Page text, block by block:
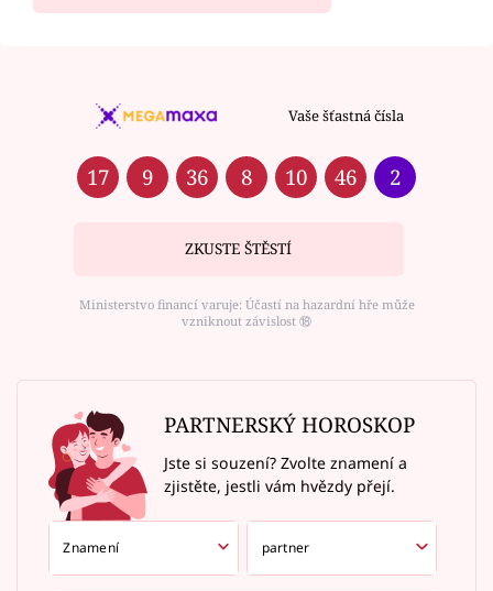
Vaše šťastná čísla
17 9 36 8 10 46 2
ZKUSTE ŠTĚSTÍ
Ministerstvo financí varuje: Účastí na hazardní hře může
vzniknout závislost ⑱
PARTNERSKÝ HOROSKOP
Jste si souzení? Zvolte znamení a
zjistěte, jestli vám hvězdy přejí.